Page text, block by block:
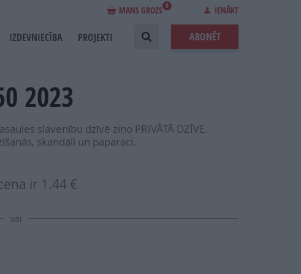
MANS GROZS 0 IENĀKT
IZDEVNIECĪBA PROJEKTI ABONĒT
2023
slavenību dzīvē ziņo PRIVĀTĀ DZĪVE.
skandāli un paparaci.
ir 1.44 €
vai